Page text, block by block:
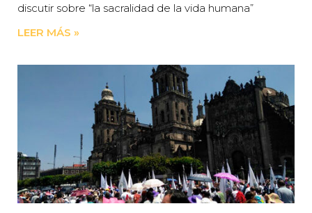
discutir sobre “la sacralidad de la vida humana”
LEER MÁS »